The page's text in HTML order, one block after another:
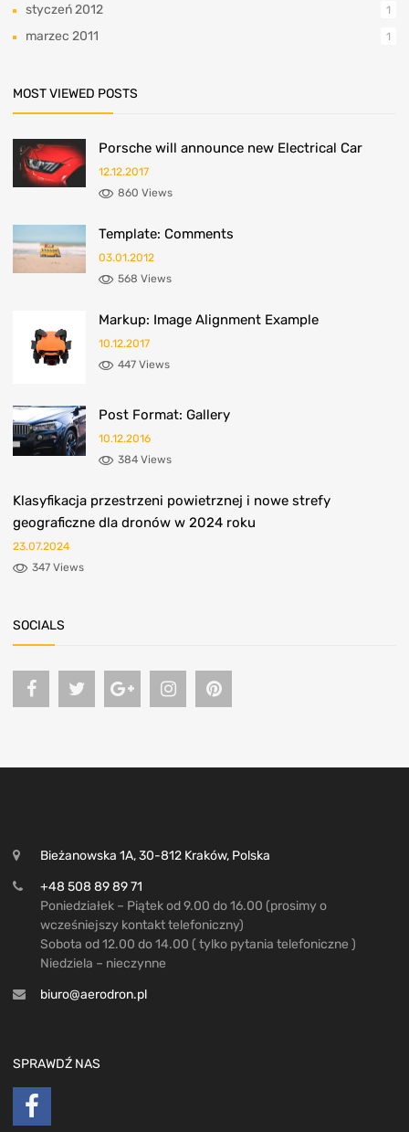
styczeń 2012 1
marzec 2011 1
MOST VIEWED POSTS
Porsche will announce new Electrical Car
12.12.2017
860 Views
Template: Comments
03.01.2012
568 Views
Markup: Image Alignment Example
10.12.2017
447 Views
Post Format: Gallery
10.12.2016
384 Views
Klasyfikacja przestrzeni powietrznej i nowe strefy
geograficzne dla dronów w 2024 roku
23.07.2024
347 Views
SOCIALS
Bieżanowska 1A, 30-812 Kraków, Polska
+48 508 89 89 71
Poniedziałek – Piątek od 9.00 do 16.00 (prosimy o
wcześniejszy kontakt telefoniczny)
Sobota od 12.00 do 14.00 ( tylko pytania telefoniczne )
Niedziela – nieczynne
biuro@aerodron.pl
SPRAWDŹ NAS